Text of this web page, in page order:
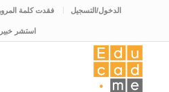
الدخول/التسجيل فقدت كلمة
استشر خبير